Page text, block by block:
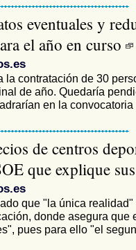
eventuales y
el año en curso
la contratación de 30
de año. Quedaría
en la
de centros
que explique
que "la única realidad"
donde asegura que
pues para ello "el